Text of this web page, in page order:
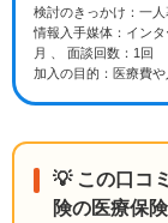
検討のきっかけ：一
情報入手媒体：イン
月 、 面談回数：1回
加入の目的：医療費
💡 この口コ
険の医療保